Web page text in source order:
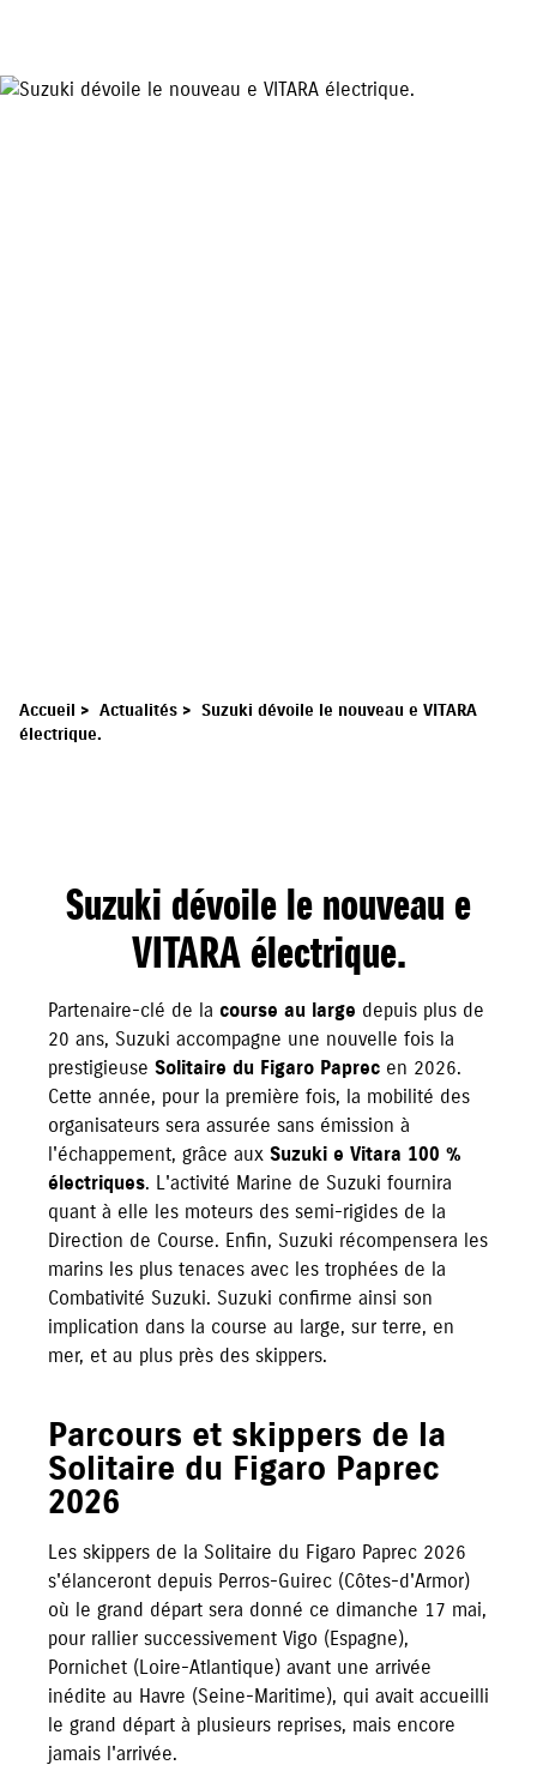
Accueil > Actualités > Suzuki dévoile le nouveau e VITARA
électrique.
Suzuki dévoile le nouveau e
VITARA électrique.
Partenaire-clé de la course au large depuis plus de
20 ans, Suzuki accompagne une nouvelle fois la
prestigieuse Solitaire du Figaro Paprec en 2026.
Cette année, pour la première fois, la mobilité des
organisateurs sera assurée sans émission à
l'échappement, grâce aux Suzuki e Vitara 100 %
électriques. L'activité Marine de Suzuki fournira
quant à elle les moteurs des semi-rigides de la
Direction de Course. Enfin, Suzuki récompensera les
marins les plus tenaces avec les trophées de la
Combativité Suzuki. Suzuki confirme ainsi son
implication dans la course au large, sur terre, en
mer, et au plus près des skippers.
Parcours et skippers de la
Solitaire du Figaro Paprec
2026
Les skippers de la Solitaire du Figaro Paprec 2026
s'élanceront depuis Perros-Guirec (Côtes-d'Armor)
où le grand départ sera donné ce dimanche 17 mai,
pour rallier successivement Vigo (Espagne),
Pornichet (Loire-Atlantique) avant une arrivée
inédite au Havre (Seine-Maritime), qui avait accueilli
le grand départ à plusieurs reprises, mais encore
jamais l'arrivée.